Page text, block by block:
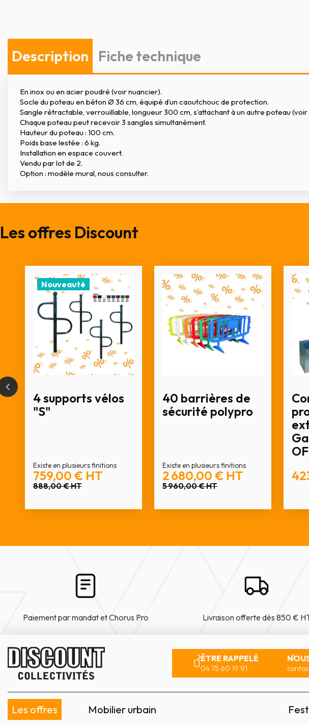
Description Fiche technique
En inox ou en acier poudré (voir nuancier).
Socle du poteau en béton Ø 36 cm, équipé d’un caoutchouc de protection.
Sangle rétractable, verrouillable, longueur 300 cm, s’attachant à un autre poteau (voir
Chaque poteau peut recevoir 3 sangles simultanément.
Hauteur du poteau : 100 cm.
Poids base lestée : 6 kg.
Installation en espace couvert.
Vendu par lot de 2.
Option : modèle mural, nous consulter.
Les offres Discount
4 supports vélos
"S"
Existe en plusieurs finitions
759,00 € HT
888,00 €HT
Nouveauté
40 barrières de
sécurité polypro
Existe en plusieurs finitions
2 680,00 € HT
5 960,00 €HT
Paiement par mandat et Chorus Pro Livraison offerte dès 850 €
ÊTRE RAPPELÉ
04 75 60 19 91
Les offres Mobilier urbain